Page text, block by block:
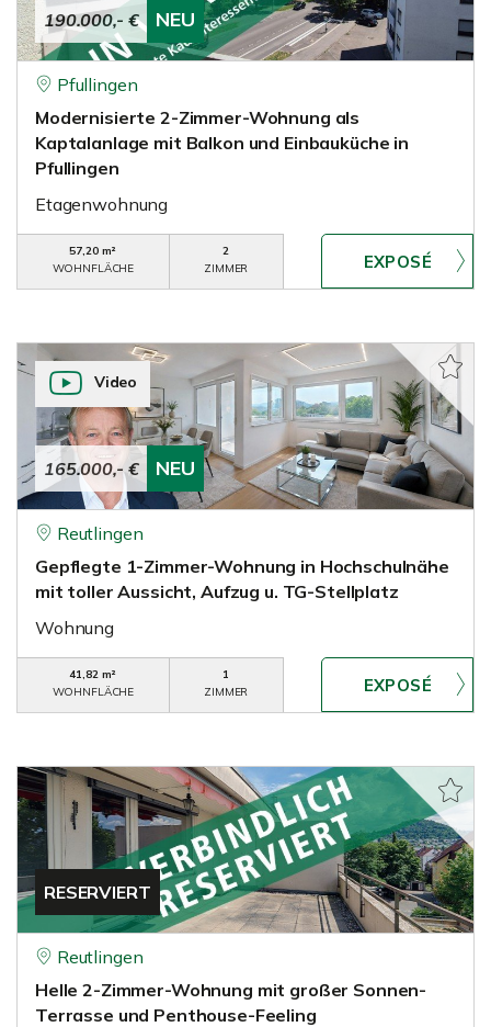
190.000,- € NEU
Pfullingen
Modernisierte 2-Zimmer-Wohnung als
Kaptalanlage mit Balkon und Einbauküche in
Pfullingen
Etagenwohnung
57,20 m²
WOHNFLÄCHE
2
ZIMMER
165.000,- € NEU
Video
Reutlingen
Gepflegte 1-Zimmer-Wohnung in Hochschulnähe
mit toller Aussicht, Aufzug u. TG-Stellplatz
Wohnung
41,82 m²
WOHNFLÄCHE
1
ZIMMER
RESERVIERT
Reutlingen
Helle 2-Zimmer-Wohnung mit großer Sonnen-
Terrasse und Penthouse-Feeling